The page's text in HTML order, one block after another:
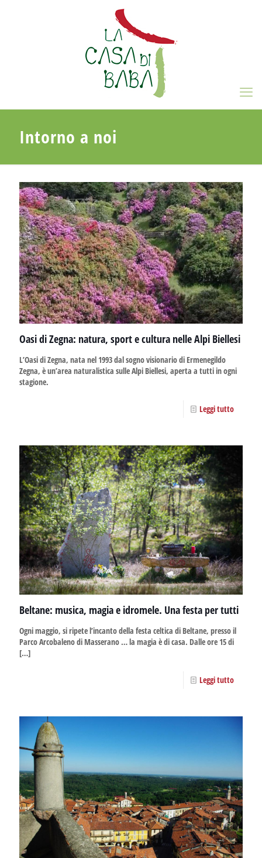
Intorno a noi
Oasi di Zegna: natura, sport e cultura nelle Alpi Biellesi
L’Oasi di Zegna, nata nel 1993 dal sogno visionario di Ermenegildo
Zegna, è un’area naturalistica sulle Alpi Biellesi, aperta a tutti in ogni
stagione.
Leggi tutto
Beltane: musica, magia e idromele. Una festa per tutti
Ogni maggio, si ripete l’incanto della festa celtica di Beltane, presso il
Parco Arcobaleno di Masserano … la magia è di casa. Dalle ore 15 di
[…]
Leggi tutto